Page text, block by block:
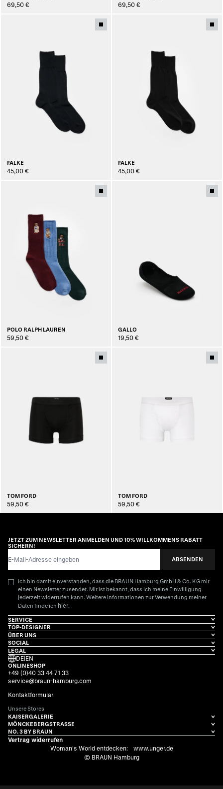
69,50 € 69,50 €
FALKE
45,00 €
FALKE
45,00 €
POLO RALPH LAUREN
59,50 €
GALLO
19,50 €
TOM FORD
59,50 €
TOM FORD
59,50 €
JETZT ZUM NEWSLETTER ANMELDEN UND 10% WILLKOMMENS RABATT
SICHERN!
ABSENDEN
Ich bin damit einverstanden, dass die BRAUN Hamburg GmbH & Co. KG mir
einen Newsletter zusendet. Mir ist bekannt, dass ich meine Einwilligung
jederzeit widerrufen kann. Weitere Informationen zur Verwendung meiner
Daten finde ich hier.
SERVICE
TOP-DESIGNER
ÜBER UNS
SOCIAL
LEGAL
DE|EN
ONLINESHOP
+49 (0)40 33 44 71 33
service@braun-hamburg.com
Kontaktformular
Unsere Stores
KAISERGALERIE
MÖNCKEBERGSTRASSE
NO. 3 BY BRAUN
Vertrag widerrufen
Woman's World entdecken:
www.unger.de
© BRAUN Hamburg